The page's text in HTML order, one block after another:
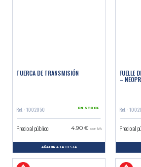
TUERCA DE TRANSMISIÓN
Ref. : 1002050 EN STOCK
Precio al público 4.90 € con IVA
AÑADIR A LA CESTA
FUELLE
–
Ref. :
Precio al